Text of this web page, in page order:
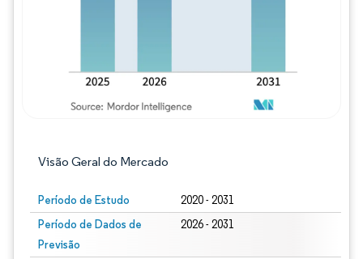
Visão Geral do Mercado
Período de Estudo 2020 - 2031
Período de Dados de
Previsão
2026 - 2031